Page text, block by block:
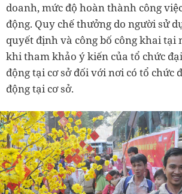
doanh, mức độ hoàn thành công
động. Quy chế thưởng do người sử
quyết định và công bố công khai tại
khi tham khảo ý kiến của tổ chức
động tại cơ sở đối với nơi có tổ chức
động tại cơ sở.